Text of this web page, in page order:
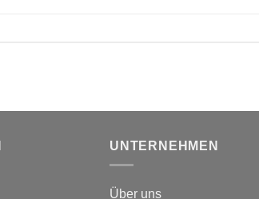
UNTERNEHMEN
Über uns